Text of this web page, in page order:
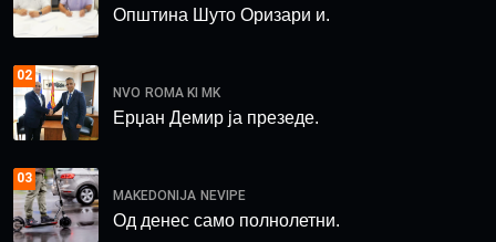
Општина Шуто Оризари и.
02
NVO ROMA KI MK
Ерџан Демир ја презеде.
03
MAKEDONIJA NEVIPE
Од денес само полнолетни.